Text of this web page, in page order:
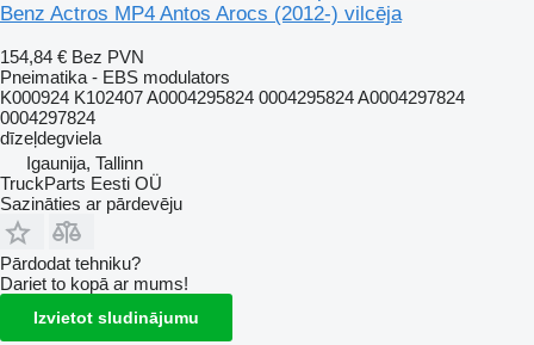
Benz Actros MP4 Antos Arocs (2012-) vilcēja
154,84 € Bez PVN
Pneimatika - EBS modulators
K000924 K102407 A0004295824 0004295824 A0004297824
0004297824
dīzeļdegviela
Igaunija, Tallinn
TruckParts Eesti OÜ
Sazināties ar pārdevēju
Pārdodat tehniku?
Dariet to kopā ar mums!
Izvietot sludinājumu